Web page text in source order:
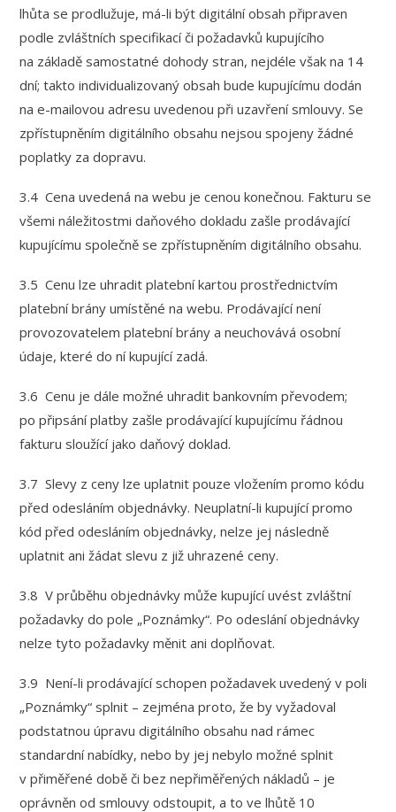
lhůta se prodlužuje, má-li být digitální obsah připraven
podle zvláštních specifikací či požadavků kupujícího
na základě samostatné dohody stran, nejdéle však na 14
dní; takto individualizovaný obsah bude kupujícímu dodán
na e-mailovou adresu uvedenou při uzavření smlouvy. Se
zpřístupněním digitálního obsahu nejsou spojeny žádné
poplatky za dopravu.
3.4 Cena uvedená na webu je cenou konečnou. Fakturu se
všemi náležitostmi daňového dokladu zašle prodávající
kupujícímu společně se zpřístupněním digitálního obsahu.
3.5 Cenu lze uhradit platební kartou prostřednictvím
platební brány umístěné na webu. Prodávající není
provozovatelem platební brány a neuchovává osobní
údaje, které do ní kupující zadá.
3.6 Cenu je dále možné uhradit bankovním převodem;
po připsání platby zašle prodávající kupujícímu řádnou
fakturu sloužící jako daňový doklad.
3.7 Slevy z ceny lze uplatnit pouze vložením promo kódu
před odesláním objednávky. Neuplatní-li kupující promo
kód před odesláním objednávky, nelze jej následně
uplatnit ani žádat slevu z již uhrazené ceny.
3.8 V průběhu objednávky může kupující uvést zvláštní
požadavky do pole „Poznámky“. Po odeslání objednávky
nelze tyto požadavky měnit ani doplňovat.
3.9 Není-li prodávající schopen požadavek uvedený v poli
„Poznámky“ splnit – zejména proto, že by vyžadoval
podstatnou úpravu digitálního obsahu nad rámec
standardní nabídky, nebo by jej nebylo možné splnit
v přiměřené době či bez nepřiměřených nákladů – je
oprávněn od smlouvy odstoupit, a to ve lhůtě 10